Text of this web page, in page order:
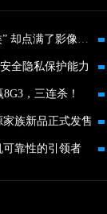
OPPO Find N3深度体验 大折叠中的“另类” 却点满了影像技能
全隐私保护能力
，三连杀！
族新品正式发售
可靠性的引领者